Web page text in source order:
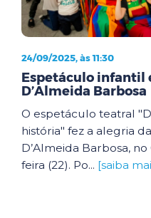
24/09/2025, às 11:30
Espetáculo infantil
D’Almeida Barbosa
O espetáculo teatral
história" fez a alegria
D’Almeida Barbosa,
feira (22). Po... [saiba